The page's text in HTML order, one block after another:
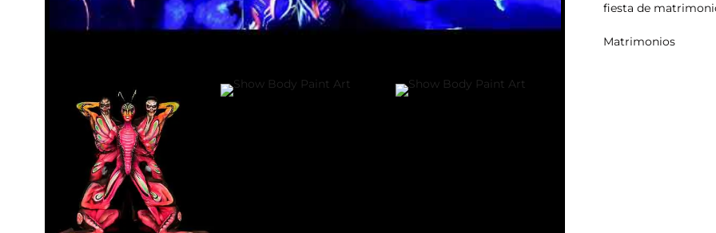
fiesta de
Matrimonios